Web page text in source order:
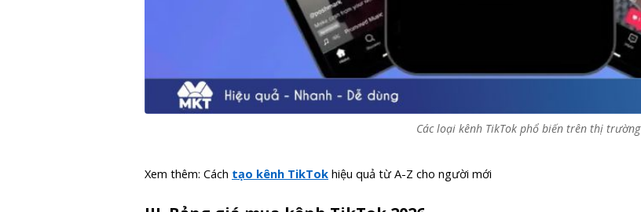
Các loại kênh TikTok phổ biến trên thị trường
Xem thêm: Cách tạo kênh TikTok hiệu quả từ A-Z cho người mới